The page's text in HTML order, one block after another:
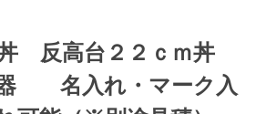
反高台２２ｃｍ丼
名入れ・マーク入